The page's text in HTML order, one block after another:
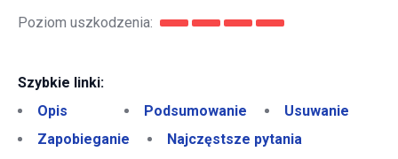
Poziom uszkodzenia:
Szybkie linki:
Opis
Podsumowanie
Usuwanie
Zapobieganie
Najczęstsze pytania